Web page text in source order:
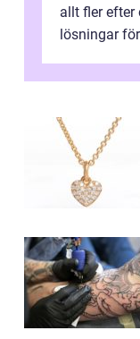
allt fler efter
lösningar